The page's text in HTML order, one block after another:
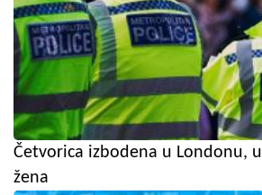
Četvorica izbodena u Londonu,
žena